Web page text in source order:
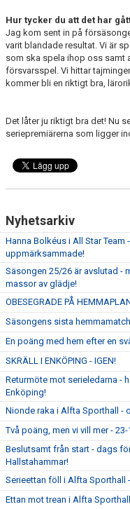
Hur tycker du att det har
Jag kom sent in på
varit blandade resultat. Vi är
som ska spela ihop oss samt
försvarsspel. Vi hittar
kommer bli en riktigt bra,
Det låter ju riktigt bra det! Nu
seriepremiärerna som ligger
Nyhetsarkiv
Hanna Bolkéus i All Star Team
uppmärksammade!
Säsongen 25/26 är avslutad -
massor av glädje!
OBESEGRADE PÅ
Säsongens sista
En poäng med hem efter en
SKRÄLL I ENKÖPING - IGEN!
Returmöte mot serieledarna -
Enköping!
Nionde raka i Alfta Sporthall -
Två poäng, men vi vill mer -
Beslutsamt från start - dags
Hallstahammar!
Serieettan föll i Alfta Sporthall
Ettan mot trean i Alfta